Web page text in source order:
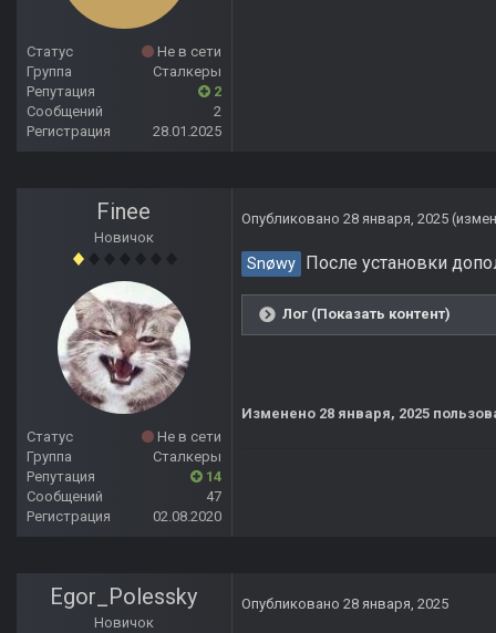
Статус
Не в сети
Группа
Сталкеры
Репутация
2
Сообщений
2
Регистрация
28.01.2025
Finee
Новичок
Статус
Не в сети
Группа
Сталкеры
Репутация
14
Сообщений
47
Регистрация
02.08.2020
Опубликовано 28 января, 2025
Snøwy После установки
Лог (Показать контент)
Изменено 28 января, 2025
Egor_Polessky
Новичок
Опубликовано 28 января, 2025